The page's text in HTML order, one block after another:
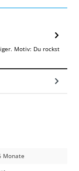
Motiv: Du rockst
Monate